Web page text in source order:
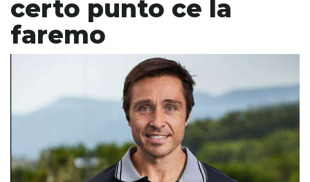
certo punto ce la
faremo